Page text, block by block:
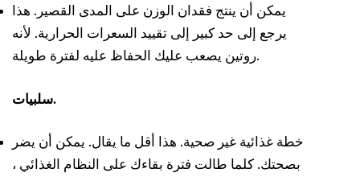
يمكن أن ينتج فقدان الوزن على المدى القصير. هذا
يرجع إلى حد كبير إلى تقييد السعرات الحرارية. لأنه
روتين يصعب عليك الحفاظ عليه لفترة طويلة.
سلبيات.
خطة غذائية غير صحية. هذا أقل ما يقال. يمكن أن يضر
بصحتك. كلما طالت فترة بقاءك على النظام الغذائي ،